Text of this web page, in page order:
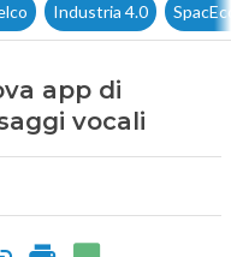
Industria 4.0
app di
vocali